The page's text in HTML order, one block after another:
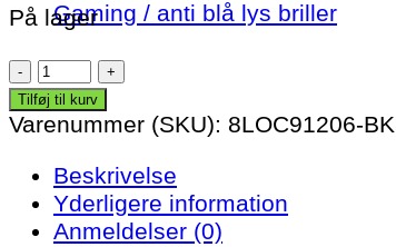
Gaming / anti blå lys briller
På lager
Locs
Solbriller
-
antal
Tilføj til kurv
Varenummer (SKU): 8LOC91206-BK
Beskrivelse
Yderligere information
Anmeldelser (0)